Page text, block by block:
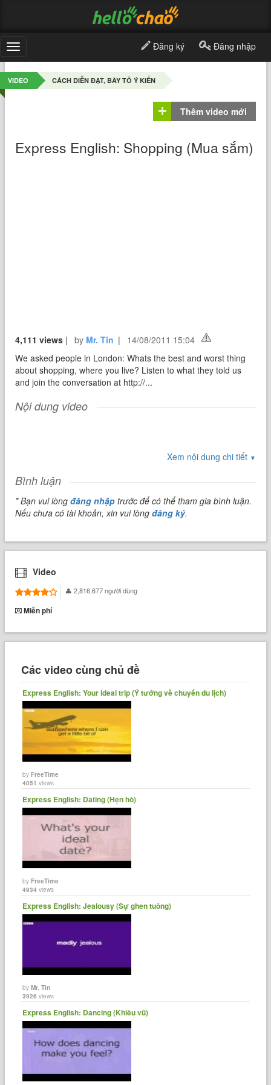
Toggle
navigation
Đăng ký Đăng nhập
VIDEO CÁCH DIỄN ĐẠT, BÀY TỎ Ý KIẾN
Thêm video mới
Express English: Shopping (Mua sắm)
4,111 views | by Mr. Tin |
14/08/2011 15:04
We asked people in London: Whats the best and worst thing
about shopping, where you live? Listen to what they told us
and join the conversation at http://...
Nội dung video
Xem nội dung chi tiết ▼
Bình luận
* Bạn vui lòngđăng nhập trước để có thể tham gia bình luận.
Nếu chưa có tài khoản, xin vui lòngđăng ký.
Video
2,816,677 người dùng
Miễn phí
Các video cùng chủ đề
Express English: Your ideal trip (Ý tưởng về chuyến du lịch)
byFreeTime
4051 views
Express English: Dating (Hẹn hò)
byFreeTime
4934 views
Express English: Jealousy (Sự ghen tuông)
byMr. Tin
3926 views
Express English: Dancing (Khiêu vũ)